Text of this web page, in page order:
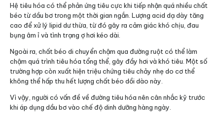
Hệ tiêu hóa có thể phản ứng tiêu cực khi tiếp nhận quá nhiều chất
béo từ dầu bơ trong một thời gian ngắn. Lượng acid dạ dày tăng
cao để xử lý lipid dư thừa, từ đó gây ra cảm giác khó chịu, đau
bụng âm ỉ và tình trạng ợ hơi kéo dài.
Ngoài ra, chất béo di chuyển chậm qua đường ruột có thể làm
chậm quá trình tiêu hóa tổng thể, gây đầy hơi và khó tiêu. Một số
trường hợp còn xuất hiện triệu chứng tiêu chảy nhẹ do cơ thể
không thể hấp thu hết lượng chất béo dồi dào này.
Vì vậy, người có vấn đề về đường tiêu hóa nên cân nhắc kỹ trước
khi áp dụng dầu bơ vào chế độ dinh dưỡng hàng ngày.​